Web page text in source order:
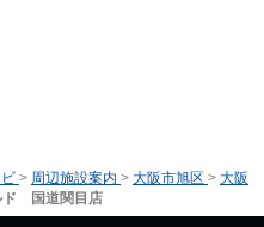
> 周辺施設案内 > 大阪市旭区 > 大阪
ド 国道関目店